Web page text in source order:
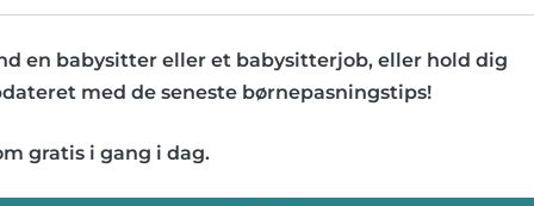
en babysitter eller et babysitterjob, eller hold dig
med de seneste børnepasningstips!
gratis i gang i dag.